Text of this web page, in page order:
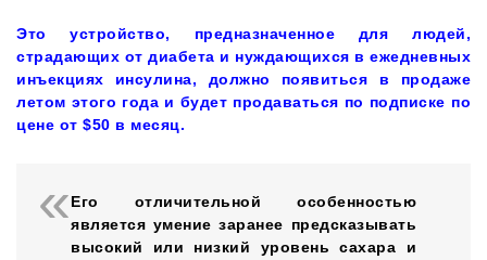
Это устройство, предназначенное для людей,
страдающих от диабета и нуждающихся в ежедневных
инъекциях инсулина, должно появиться в продаже
летом этого года и будет продаваться по подписке по
цене от $50 в месяц.
Его отличительной особенностью
является умение заранее предсказывать
высокий или низкий уровень сахара и